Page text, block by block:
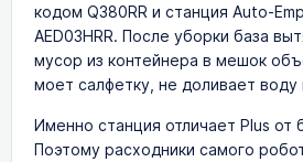
кодом Q380RR и станция Auto-
AED03HRR. После уборки база
мусор из контейнера в мешок
моет салфетку, не доливает
Именно станция отличает Plus от
Поэтому расходники самого